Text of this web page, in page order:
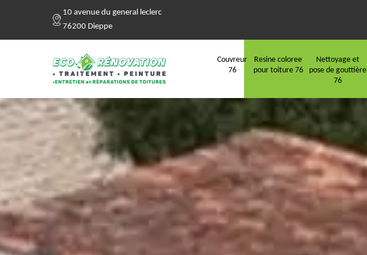
10 avenue du general leclerc
76200 Dieppe
Couvreur
76
Resine coloree
pour toiture 76
Nettoyage et
pose de gouttière
76